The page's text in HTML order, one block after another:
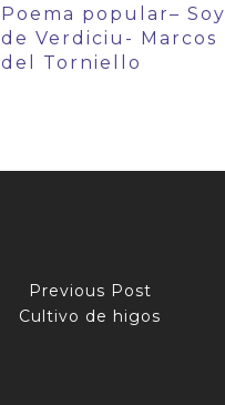
Poema popular– Soy
de Verdiciu- Marcos
del Torniello
Previous Post
Cultivo de higos